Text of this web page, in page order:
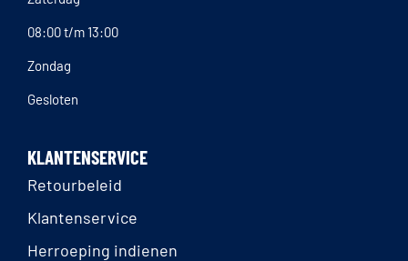
08:00 t/m 13:00
Zondag
Gesloten
KLANTENSERVICE
Retourbeleid
Klantenservice
Herroeping indienen